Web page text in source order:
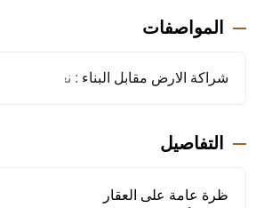
المواصفات
شراكة الارض مقابل البناء : نعم
التفاصيل
ظرة عامة على العقار